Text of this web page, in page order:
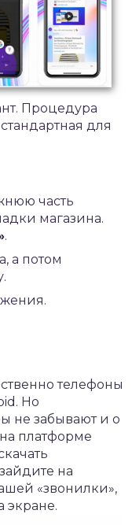
Процедура
для
часть
магазина.
.
а потом
телефоны
Но
не забывают и о
платформе
на
«звонилки»,
экране.